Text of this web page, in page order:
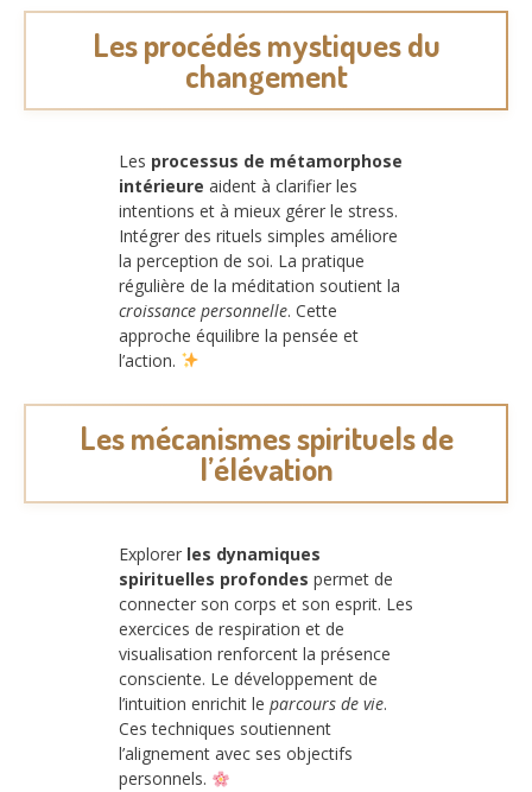
Les procédés mystiques du
changement
Les processus de métamorphose
intérieure aident à clarifier les
intentions et à mieux gérer le stress.
Intégrer des rituels simples améliore
la perception de soi. La pratique
régulière de la méditation soutient la
croissance personnelle. Cette
approche équilibre la pensée et
l’action.
Les mécanismes spirituels de
l’élévation
Explorer les dynamiques
spirituelles profondes permet de
connecter son corps et son esprit. Les
exercices de respiration et de
visualisation renforcent la présence
consciente. Le développement de
l’intuition enrichit le parcours de vie.
Ces techniques soutiennent
l’alignement avec ses objectifs
personnels.